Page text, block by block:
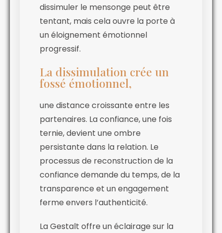
dissimuler le mensonge peut être
tentant, mais cela ouvre la porte à
un éloignement émotionnel
progressif.
La dissimulation crée un
fossé émotionnel,
une distance croissante entre les
partenaires. La confiance, une fois
ternie, devient une ombre
persistante dans la relation. Le
processus de reconstruction de la
confiance demande du temps, de la
transparence et un engagement
ferme envers l’authenticité.
La Gestalt offre un éclairage sur la